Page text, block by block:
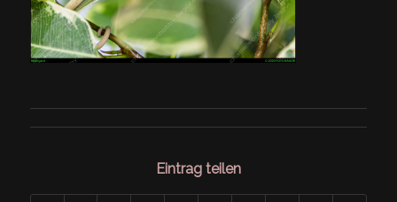
Eintrag teilen